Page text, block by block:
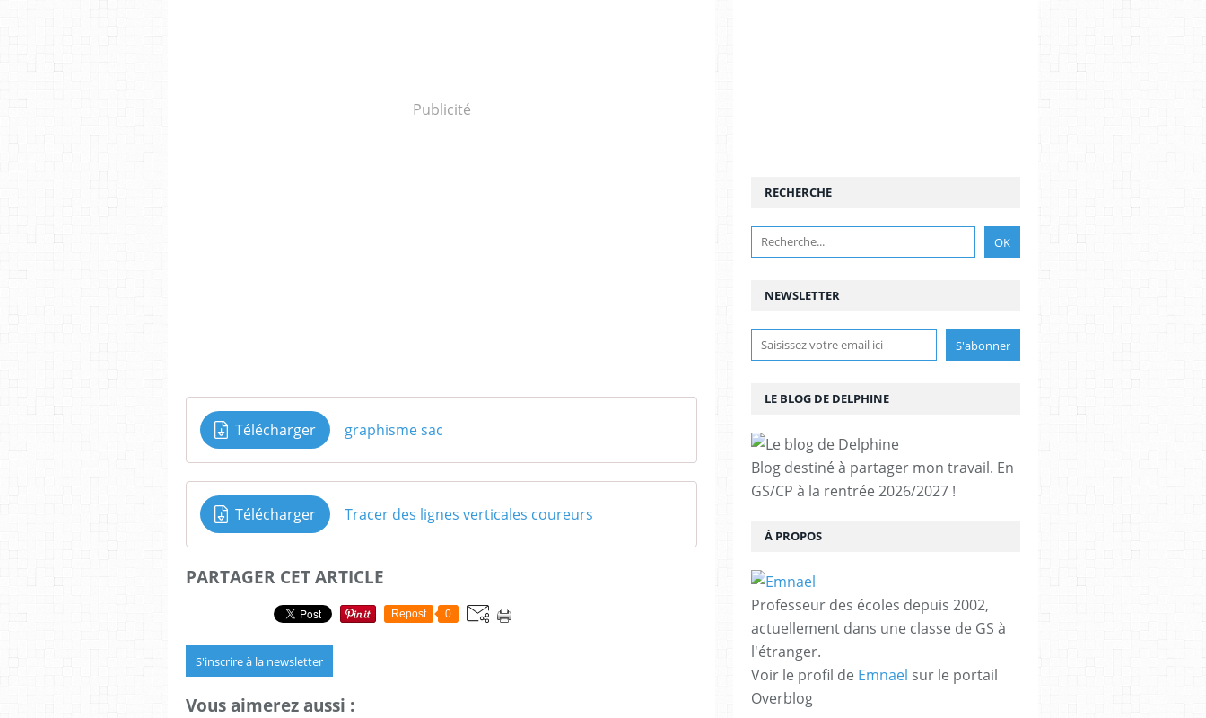
Publicité
Télécharger graphisme sac
Télécharger Tracer des lignes verticales coureurs
PARTAGER CET ARTICLE
Repost 0
S'inscrire à la newsletter
Vous aimerez aussi :
NEWSLETTER
RECHERCHE
LE BLOG DE DELPHINE
Blog destiné à partager mon travail. En
GS/CP à la rentrée 2026/2027 !
À PROPOS
Professeur des écoles depuis 2002,
actuellement dans une classe de GS à
l'étranger.
Voir le profil de Emnael sur le portail
Overblog